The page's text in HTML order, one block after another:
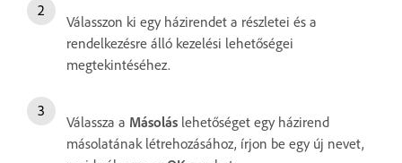
Válasszon ki egy házirendet a részletei és a
rendelkezésre álló kezelési lehetőségei
megtekintéséhez.
Válassza a Másolás lehetőséget egy házirend
másolatának létrehozásához, írjon be egy új nevet,